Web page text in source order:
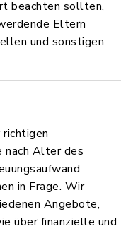
beachten sollten,
Eltern
und sonstigen
richtigen
nach Alter des
in Frage. Wir
Angebote,
über finanzielle und